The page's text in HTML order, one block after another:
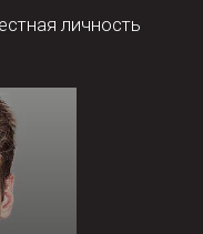
личность